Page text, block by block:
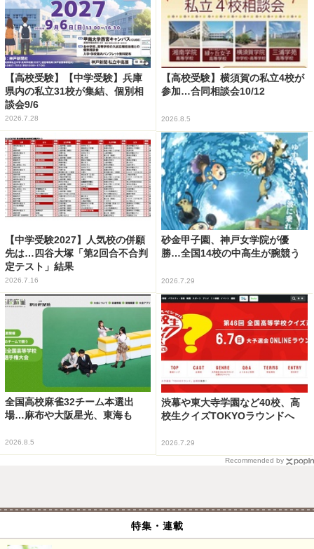
【高校受験】【中学受験】兵庫
県内の私立31校が集結、個別相
談会9/6
2026.7.28
【高校受験】横須賀の私立4校が
参加…合同相談会10/12
2026.8.5
【中学受験2027】人気校の併願
先は…四谷大塚「第2回合不合判
定テスト」結果
2026.7.16
砂金甲子園、神戸女学院が優
勝…全国14校の中高生が腕競う
2026.7.29
全国高校麻雀32チーム本選出
場…麻布や大阪星光、東海も
2026.8.5
渋幕や東大寺学園など40校、高
校生クイズTOKYOラウンドへ
2026.7.29
Recommended by
特集・連載